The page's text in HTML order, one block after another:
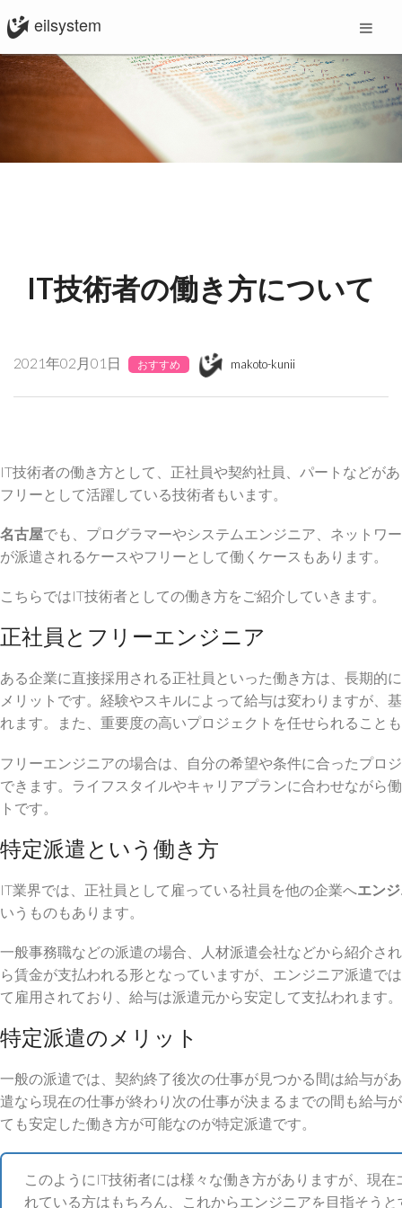
eilsystem
IT技術者の働き方について
2021年02月01日 おすすめ makoto-kunii
IT技術者の働き方として、正社員や契約社員、パートなどが
フリーとして活躍している技術者もいます。
名古屋でも、プログラマーやシステムエンジニア、ネットワ
が派遣されるケースやフリーとして働くケースもあります。
こちらではIT技術者としての働き方をご紹介していきます。
正社員とフリーエンジニア
ある企業に直接採用される正社員といった働き方は、長期的
メリットです。経験やスキルによって給与は変わりますが、
れます。また、重要度の高いプロジェクトを任せられること
フリーエンジニアの場合は、自分の希望や条件に合ったプロ
できます。ライフスタイルやキャリアプランに合わせながら
トです。
特定派遣という働き方
IT業界では、正社員として雇っている社員を他の企業へエン
いうものもあります。
一般事務職などの派遣の場合、人材派遣会社などから紹介さ
ら賃金が支払われる形となっていますが、エンジニア派遣で
て雇用されており、給与は派遣元から安定して支払われます。
特定派遣のメリット
一般の派遣では、契約終了後次の仕事が見つかる間は給与が
遣なら現在の仕事が終わり次の仕事が決まるまでの間も給与
ても安定した働き方が可能なのが特定派遣です。
このようにIT技術者には様々な働き方がありますが、現
れている方はもちろん、これからエンジニアを目指そう